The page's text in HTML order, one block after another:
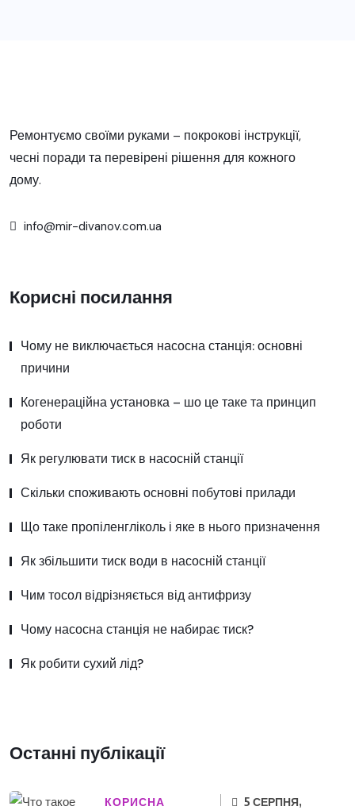
Ремонтуємо своїми руками – покрокові інструкції,
чесні поради та перевірені рішення для кожного
дому.
info@mir-divanov.com.ua
Корисні посилання
Чому не виключається насосна станція: основні
причини
Когенераційна установка – шо це таке та принцип
роботи
Як регулювати тиск в насосній станції
Скільки споживають основні побутові прилади
Що таке пропіленгліколь і яке в нього призначення
Як збільшити тиск води в насосній станції
Чим тосол відрізняється від антифризу
Чому насосна станція не набирає тиск?
Як робити сухий лід?
Останні публікації
КОРИСНА
5 СЕРПНЯ,